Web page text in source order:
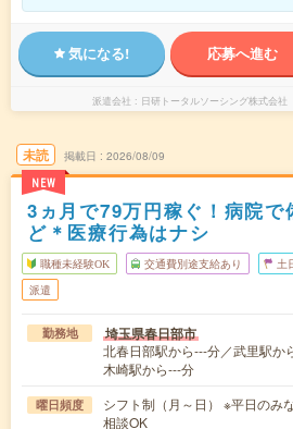
気になる! 応募へ進む
派遣会社 日研トータルソーシング株式会
未読
NEW
掲載日 2026/08/09
3ヵ月で79万円稼ぐ！病院で
ど＊医療行為はナシ
職種未経験OK 交通費別途支給あり 土
派遣
勤務地 埼玉県春日部市
北春日部駅から---分／武里駅か
木崎駅から---分
曜日頻度
シフト制（月～日） ※平日のみ
相談OK